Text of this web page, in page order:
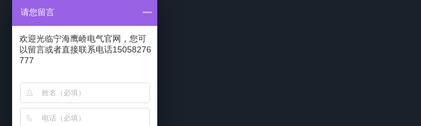
关于鹰峤
公司简介
产品中心
开关电源适配器
请您留言
欢迎光临宁海鹰峤电气官网，您可
以留言或者直接联系电话15058276
777